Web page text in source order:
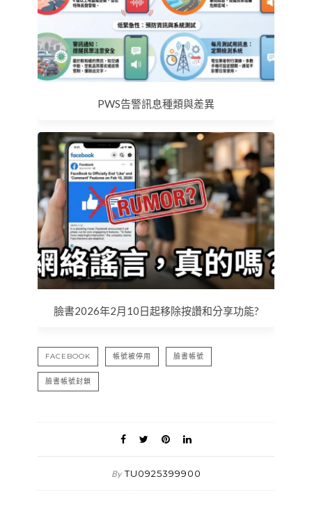
PWS告警訊息種類與差異
臉書2026年2月10日起移除按讚和分享功能?
FACEBOOK 帳號被停用 臉書帳號
臉書帳號封鎖
By TU0925399900